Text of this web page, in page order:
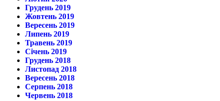
Грудень 2019
Жовтень 2019
Вересень 2019
Липень 2019
Травень 2019
Січень 2019
Грудень 2018
Листопад 2018
Вересень 2018
Серпень 2018
Червень 2018